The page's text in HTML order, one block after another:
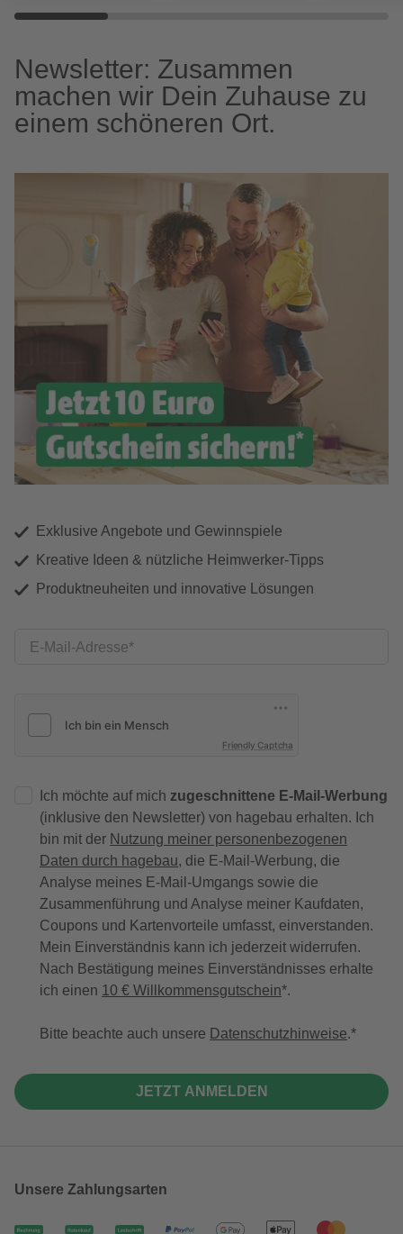
Newsletter: Zusammen
machen wir Dein Zuhause zu
einem schöneren Ort.
Exklusive Angebote und Gewinnspiele
Kreative Ideen & nützliche Heimwerker-Tipps
Produktneuheiten und innovative Lösungen
E-Mail-Adresse
Friendly Captcha
Ich möchte auf mich zugeschnittene E-Mail-Werbung
(inklusive den Newsletter) von hagebau erhalten. Ich
bin mit der Nutzung meiner personenbezogenen
Daten durch hagebau, die E-Mail-Werbung, die
Analyse meines E-Mail-Umgangs sowie die
Zusammenführung und Analyse meiner Kaufdaten,
Coupons und Kartenvorteile umfasst, einverstanden.
Mein Einverständnis kann ich jederzeit widerrufen.
Nach Bestätigung meines Einverständnisses erhalte
ich einen 10 € Willkommensgutschein*.
Bitte beachte auch unsere Datenschutzhinweise.
JETZT ANMELDEN
Unsere Zahlungsarten